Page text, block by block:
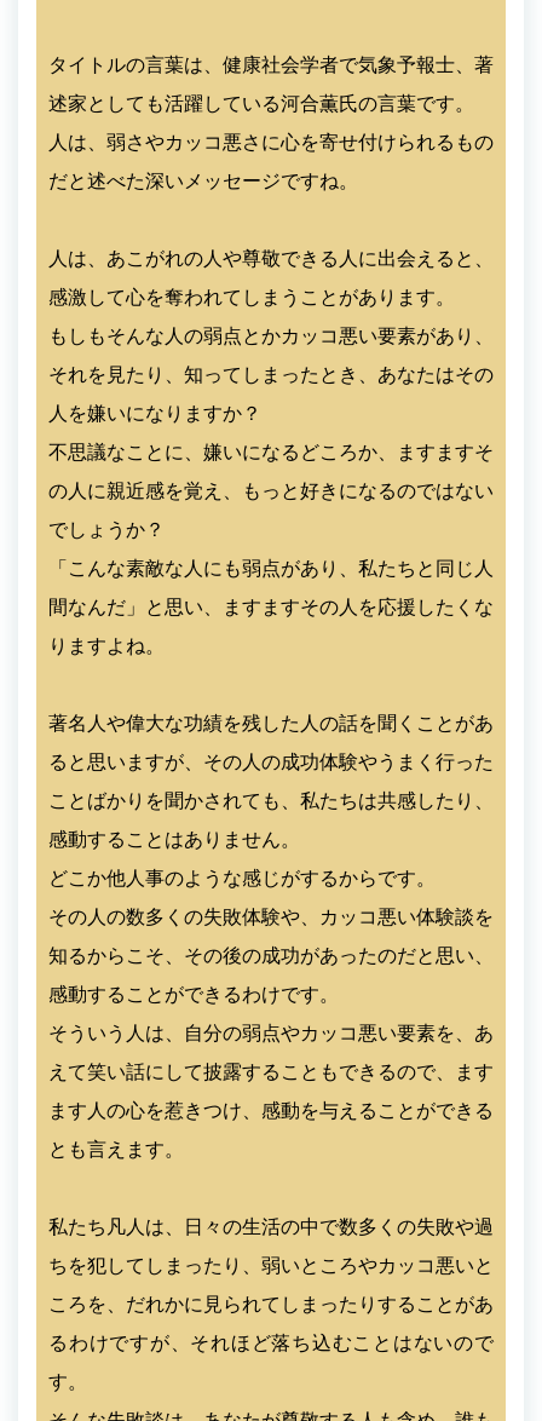
タイトルの言葉は、健康社会学者で気象予報士、著
述家としても活躍している河合薫氏の言葉です。
人は、弱さやカッコ悪さに心を寄せ付けられるもの
だと述べた深いメッセージですね。
人は、あこがれの人や尊敬できる人に出会えると、
感激して心を奪われてしまうことがあります。
もしもそんな人の弱点とかカッコ悪い要素があり、
それを見たり、知ってしまったとき、あなたはその
人を嫌いになりますか？
不思議なことに、嫌いになるどころか、ますますそ
の人に親近感を覚え、もっと好きになるのではない
でしょうか？
「こんな素敵な人にも弱点があり、私たちと同じ人
間なんだ」と思い、ますますその人を応援したくな
りますよね。
著名人や偉大な功績を残した人の話を聞くことがあ
ると思いますが、その人の成功体験やうまく行った
ことばかりを聞かされても、私たちは共感したり、
感動することはありません。
どこか他人事のような感じがするからです。
その人の数多くの失敗体験や、カッコ悪い体験談を
知るからこそ、その後の成功があったのだと思い、
感動することができるわけです。
そういう人は、自分の弱点やカッコ悪い要素を、あ
えて笑い話にして披露することもできるので、ます
ます人の心を惹きつけ、感動を与えることができる
とも言えます。
私たち凡人は、日々の生活の中で数多くの失敗や過
ちを犯してしまったり、弱いところやカッコ悪いと
ころを、だれかに見られてしまったりすることがあ
るわけですが、それほど落ち込むことはないので
す。